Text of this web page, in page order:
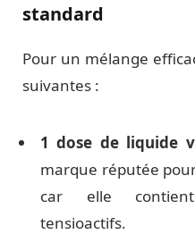
standard
Pour un mélange
suivantes :
1 dose de liquide
marque réputée
car elle contient
tensioactifs.